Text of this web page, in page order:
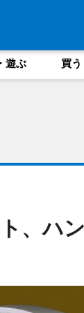
遊ぶ 買う
、ハ